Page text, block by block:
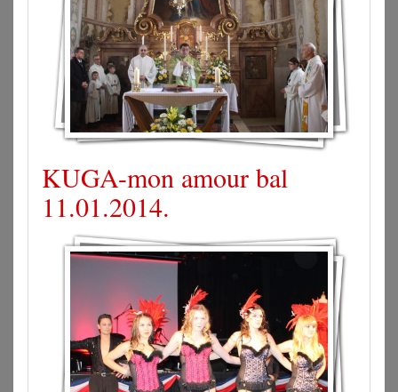
KUGA-mon amour bal
11.01.2014.